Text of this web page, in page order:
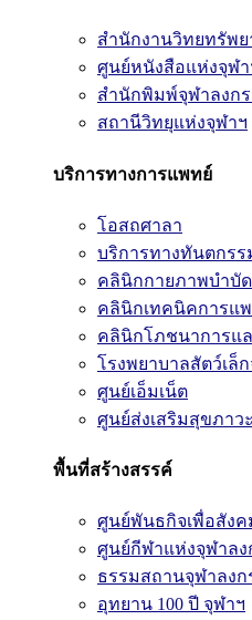
สำนักงานวิทยทรัพ
ศูนย์หนังสือแห่งจุฬา
สำนักพิมพ์จุฬาลงก
สถานีวิทยุแห่งจุฬาฯ
บริการทางการแพทย์
โอสถศาลา
บริการทางทันตกรร
คลินิกกายภาพบำบัด
คลินิกเทคนิคการแ
คลินิกโภชนาการแ
โรงพยาบาลสัตว์เล็
ศูนย์เอ็มเน็ต
ศูนย์ส่งเสริมสุขภาว
พื้นที่สร้างสรรค์
ศูนย์พันธกิจเพื่อสังค
ศูนย์กีฬาแห่งจุฬาล
ธรรมสถานจุฬาลง
อุทยาน 100 ปี จุฬาฯ